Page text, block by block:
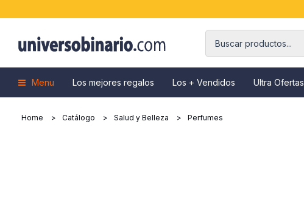
Menu Los mejores regalos Los + Vendidos Ultra Ofertas
Home Catálogo Salud y Belleza Perfumes